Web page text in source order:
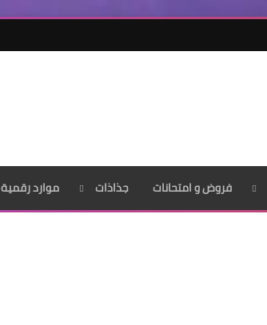
فروض و امتحانات جذاذات موارد رقمية